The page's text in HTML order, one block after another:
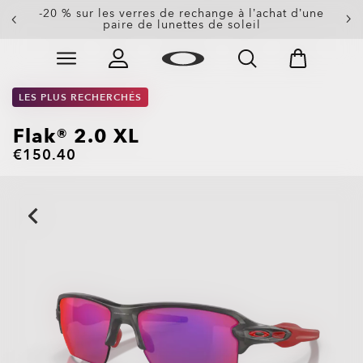
content
-20% sur les lunettes personnalisées
-20 % sur les verres de rechange à l’achat d’une
paire de lunettes de soleil
Slide 1 of 3. -20% sur les lunettes personnalisées
LES PLUS RECHERCHÉS
Flak® 2.0 XL
€150.40